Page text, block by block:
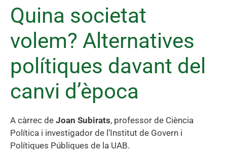
Quina societat
volem? Alternatives
polítiques davant del
canvi d’època
A càrrec de Joan Subirats, professor de Ciència
Política i investigador de l’Institut de Govern i
Polítiques Públiques de la UAB.